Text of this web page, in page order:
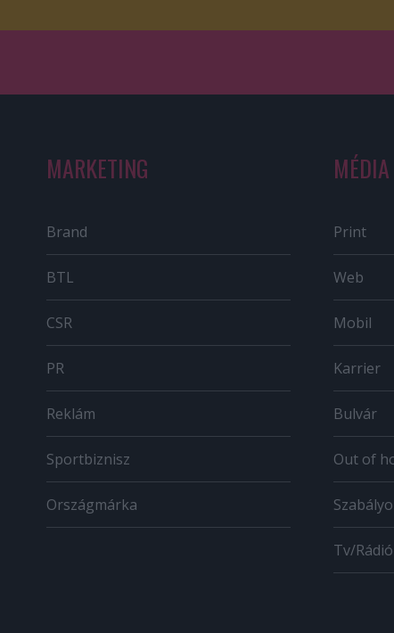
MARKETING
Brand
BTL
CSR
PR
Reklám
Sportbiznisz
Országmárka
MÉDIA
Print
Web
Mobil
Karrier
Bulvár
Out of
Tv/Rádió